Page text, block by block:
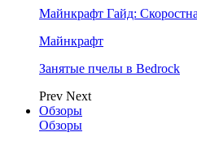
Майнкрафт Гайд:
Майнкрафт
Занятые пчелы в Bedrock
Prev Next
Обзоры
Обзоры